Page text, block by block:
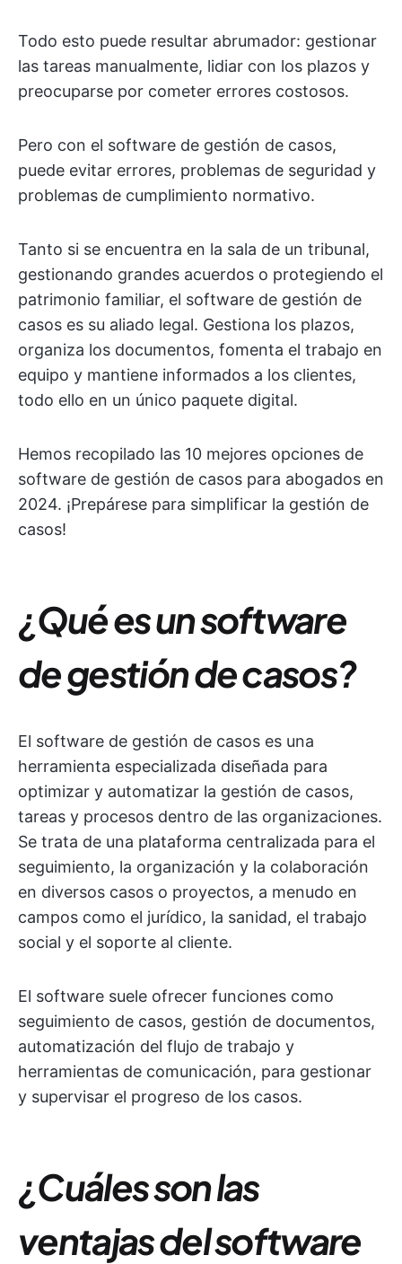
Todo esto puede resultar abrumador: gestionar
las tareas manualmente, lidiar con los plazos y
preocuparse por cometer errores costosos.
Pero con el software de gestión de casos,
puede evitar errores, problemas de seguridad y
problemas de cumplimiento normativo.
Tanto si se encuentra en la sala de un tribunal,
gestionando grandes acuerdos o protegiendo el
patrimonio familiar, el software de gestión de
casos es su aliado legal. Gestiona los plazos,
organiza los documentos, fomenta el trabajo en
equipo y mantiene informados a los clientes,
todo ello en un único paquete digital.
Hemos recopilado las 10 mejores opciones de
software de gestión de casos para abogados en
2024. ¡Prepárese para simplificar la gestión de
casos!
¿Qué es un software
de gestión de casos?
El software de gestión de casos es una
herramienta especializada diseñada para
optimizar y automatizar la gestión de casos,
tareas y procesos dentro de las organizaciones.
Se trata de una plataforma centralizada para el
seguimiento, la organización y la colaboración
en diversos casos o proyectos, a menudo en
campos como el jurídico, la sanidad, el trabajo
social y el soporte al cliente.
El software suele ofrecer funciones como
seguimiento de casos, gestión de documentos,
automatización del flujo de trabajo y
herramientas de comunicación, para gestionar
y supervisar el progreso de los casos.
¿Cuáles son las
ventajas del software